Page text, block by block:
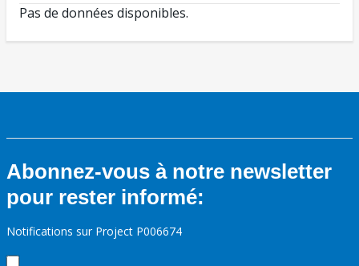
Pas de données disponibles.
Abonnez-vous à notre newsletter
pour rester informé:
Notifications sur Project P006674